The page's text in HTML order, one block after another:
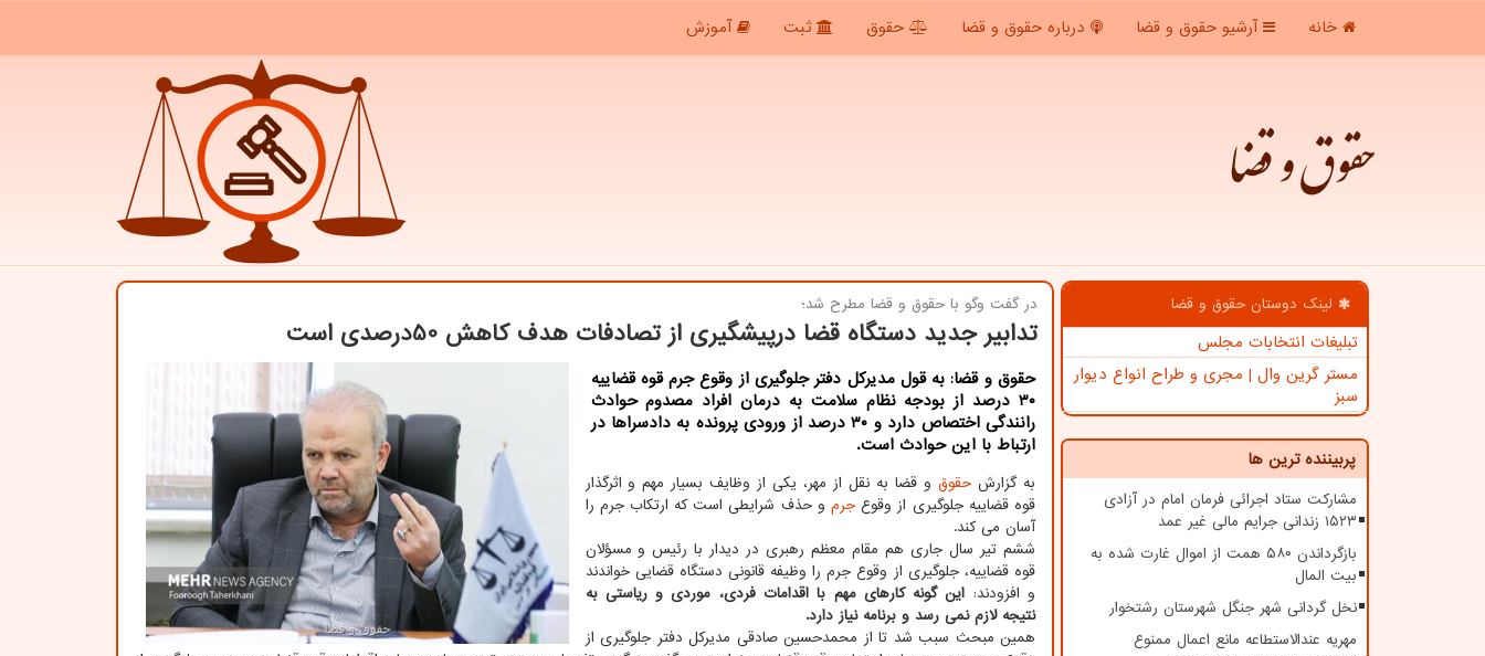
خانه آرشیو حقوق و قضا درباره حقوق و قضا حقوق ثبت آموزش
حقوق و قضا
لینک دوستان حقوق و قضا
تبلیغات انتخابات مجلس
مستر گرین وال | مجری و طراح انواع دیوار
سبز
پربیننده ترین ها
مشارکت ستاد اجرائی فرمان امام در آزادی
۱۵۲۳ زندانی جرایم مالی غیر عمد
بازگرداندن ۵۸۰ همت از اموال غارت شده به
بیت المال
نخل گردانی شهر جنگل شهرستان رشتخوار
مهریه عندالاستطاعه مانع اعمال ممنوع
در گفت وگو با حقوق و قضا مطرح شد؛
تدابیر جدید دستگاه قضا درپیشگیری از تصادفات هدف کاهش 50درصدی است
حقوق و قضا: به قول مدیرکل دفتر جلوگیری از وقوع جرم قوه قضاییه
۳۰ درصد از بودجه نظام سلامت به درمان افراد مصدوم حوادث
رانندگی اختصاص دارد و ۳۰ درصد از ورودی پرونده به دادسراها در
ارتباط با این حوادث است.
به گزارش حقوقو قضا به نقل از مهر، یکی از وظایف بسیار مهم و اثرگذار
قوه قضاییه جلوگیری از وقوع جرمو حذف شرایطی است که ارتکاب جرم را
آسان می کند.
ششم تیر سال جاری هم مقام معظم رهبری در دیدار با رئیس و مسؤلان
قوه قضاییه، جلوگیری از وقوع جرم را وظیفه قانونی دستگاه قضایی خواندند
و افزودند: این گونه کارهای مهم با اقدامات فردی، موردی و ریاستی به
نتیجه لازم نمی رسد و برنامه نیاز دارد.
همین مبحث سبب شد تا از محمدحسین صادقی مدیرکل دفتر جلوگیری از